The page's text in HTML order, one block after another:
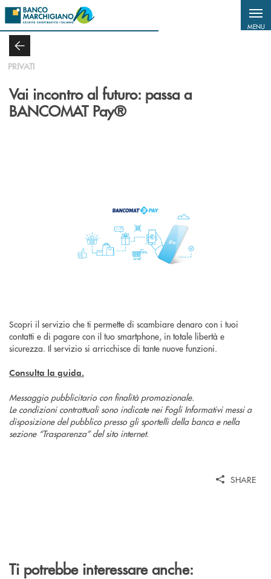
Salta al contenuto principale
MENU
PRIVATI
Vai incontro al futuro: passa a
BANCOMAT Pay®
Scopri il servizio che ti permette di scambiare denaro con i tuoi
contatti e di pagare con il tuo smartphone, in totale libertà e
sicurezza. Il servizio si arricchisce di tante nuove funzioni.
Consulta la guida.
Messaggio pubblicitario con finalità promozionale.
Le condizioni contrattuali sono indicate nei Fogli Informativi messi a
disposizione del pubblico presso gli sportelli della banca e nella
sezione “Trasparenza” del sito internet.
SHARE
Ti potrebbe interessare anche: